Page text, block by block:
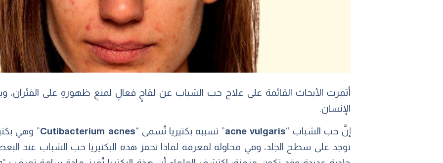
أثمرت الأبحاث القائمة على علاج حب الشباب عن لقاحٍ فعالٍ لمنعِ ظهورهِ على الفئران،
الإنسان.
إنَّ حب الشباب “acne vulgaris” تسببه بكتيريا تُسمى “Cutibacterium acnes” وهي
توجد على سطح الجلد، وفي محاولة لمعرفة لماذا تحفز هذة البكتيريا حب الشباب عند